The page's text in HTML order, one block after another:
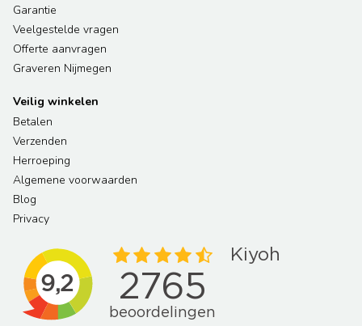
Garantie
Veelgestelde vragen
Offerte aanvragen
Graveren Nijmegen
Veilig winkelen
Betalen
Verzenden
Herroeping
Algemene voorwaarden
Blog
Privacy